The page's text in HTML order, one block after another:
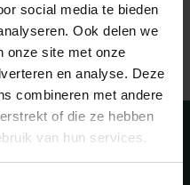
social media te bieden
Ook delen we
onze site met onze
en analyse. Deze
combineren met andere
of die ze hebben
van hun services.
vanaf €50,-
AANMELDEN